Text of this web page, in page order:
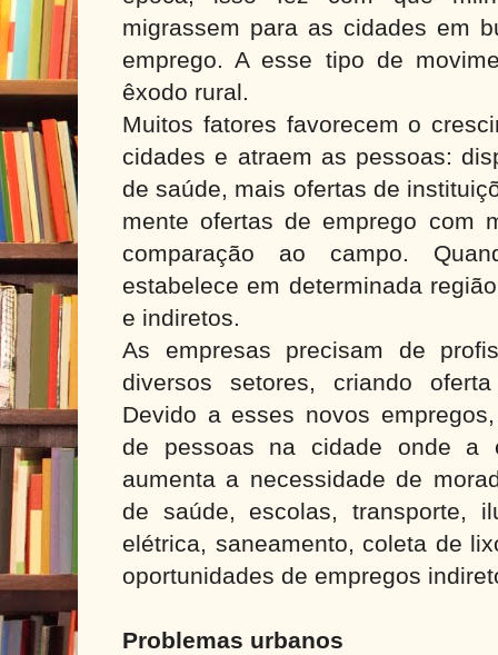
migrassem para as cidades em
emprego. A esse tipo de
êxodo rural.
Muitos fatores favorecem o
cidades e atraem as pessoas:
de saúde, mais ofertas de
mente ofertas de emprego com
comparação ao campo.
estabelece em determinada
e indiretos.
As empresas precisam de
diversos setores, criando
Devido a esses novos
de pessoas na cidade onde a
aumenta a necessidade de
de saúde, escolas, transporte,
elétrica, saneamento, coleta de
oportunidades de empregos
Problemas urbanos